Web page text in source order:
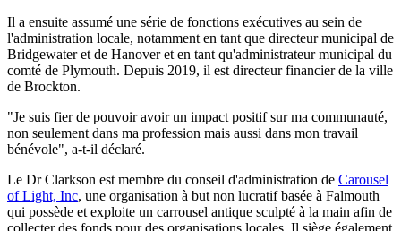
Il a ensuite assumé une série de fonctions exécutives au sein de
l'administration locale, notamment en tant que directeur municipal de
Bridgewater et de Hanover et en tant qu'administrateur municipal du
comté de Plymouth. Depuis 2019, il est directeur financier de la ville
de Brockton.
"Je suis fier de pouvoir avoir un impact positif sur ma communauté,
non seulement dans ma profession mais aussi dans mon travail
bénévole", a-t-il déclaré.
Le Dr Clarkson est membre du conseil d'administration de Carousel
of Light, Inc, une organisation à but non lucratif basée à Falmouth
qui possède et exploite un carrousel antique sculpté à la main afin de
collecter des fonds pour des organisations locales. Il siège également